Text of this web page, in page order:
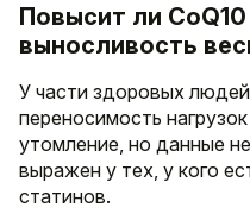
Повысит ли
выносливость
У части здоровых
переносимость
утомление, но данные
выражен у тех, у кого
статинов.